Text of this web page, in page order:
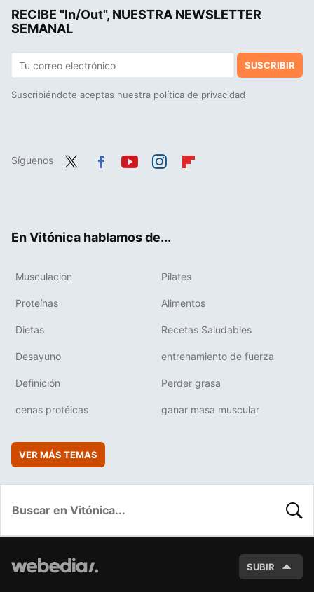
RECIBE "In/Out", NUESTRA NEWSLETTER
SEMANAL
SUSCRIBIR
Suscribiéndote aceptas nuestra política de privacidad
Síguenos
En Vitónica hablamos de...
Musculación Pilates
Proteínas Alimentos
Dietas Recetas Saludables
Desayuno entrenamiento de fuerza
Definición Perder grasa
cenas protéicas ganar masa muscular
VER MÁS TEMAS
SUBIR